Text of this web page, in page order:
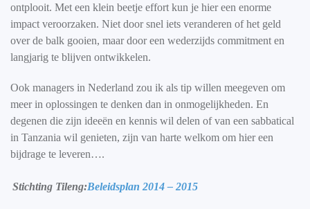
ontplooit. Met een klein beetje effort kun je hier een enorme
impact veroorzaken. Niet door snel iets veranderen of het geld
over de balk gooien, maar door een wederzijds commitment en
langjarig te blijven ontwikkelen.
Ook managers in Nederland zou ik als tip willen meegeven om
meer in oplossingen te denken dan in onmogelijkheden. En
degenen die zijn ideeën en kennis wil delen of van een sabbatical
in Tanzania wil genieten, zijn van harte welkom om hier een
bijdrage te leveren….
Stichting Tileng:Beleidsplan 2014 – 2015